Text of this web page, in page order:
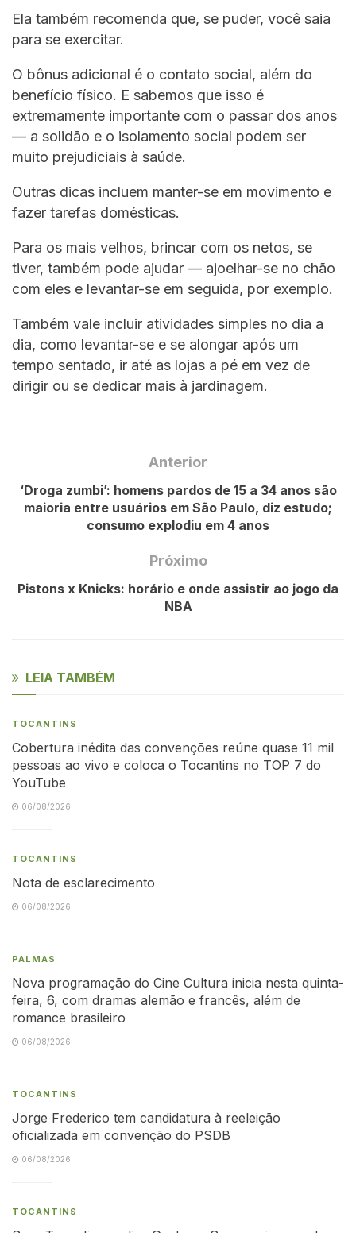
Ela também recomenda que, se puder, você saia
para se exercitar.
O bônus adicional é o contato social, além do
benefício físico. E sabemos que isso é
extremamente importante com o passar dos anos
— a solidão e o isolamento social podem ser
muito prejudiciais à saúde.
Outras dicas incluem manter-se em movimento e
fazer tarefas domésticas.
Para os mais velhos, brincar com os netos, se
tiver, também pode ajudar — ajoelhar-se no chão
com eles e levantar-se em seguida, por exemplo.
Também vale incluir atividades simples no dia a
dia, como levantar-se e se alongar após um
tempo sentado, ir até as lojas a pé em vez de
dirigir ou se dedicar mais à jardinagem.
Anterior
‘Droga zumbi’: homens pardos de 15 a 34 anos são
maioria entre usuários em São Paulo, diz estudo;
consumo explodiu em 4 anos
Próximo
Pistons x Knicks: horário e onde assistir ao jogo da
NBA
LEIA TAMBÉM
TOCANTINS
Cobertura inédita das convenções reúne quase 11 mil
pessoas ao vivo e coloca o Tocantins no TOP 7 do
YouTube
06/08/2026
TOCANTINS
Nota de esclarecimento
06/08/2026
PALMAS
Nova programação do Cine Cultura inicia nesta quinta-
feira, 6, com dramas alemão e francês, além de
romance brasileiro
06/08/2026
TOCANTINS
Jorge Frederico tem candidatura à reeleição
oficializada em convenção do PSDB
06/08/2026
TOCANTINS